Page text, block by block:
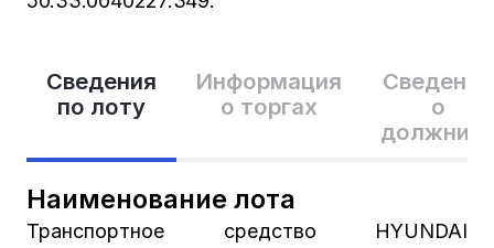
Сведения
по лоту
Информация
о торгах
Сведения
о
Наименование лота
Транспортное средство HYUNDAI